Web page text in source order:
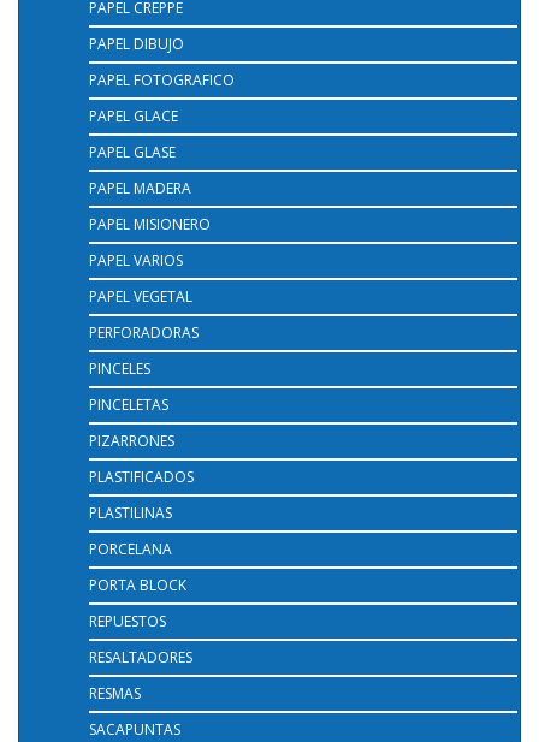
PAPEL CREPPE
PAPEL DIBUJO
PAPEL FOTOGRAFICO
PAPEL GLACE
PAPEL GLASE
PAPEL MADERA
PAPEL MISIONERO
PAPEL VARIOS
PAPEL VEGETAL
PERFORADORAS
PINCELES
PINCELETAS
PIZARRONES
PLASTIFICADOS
PLASTILINAS
PORCELANA
PORTA BLOCK
REPUESTOS
RESALTADORES
RESMAS
SACAPUNTAS